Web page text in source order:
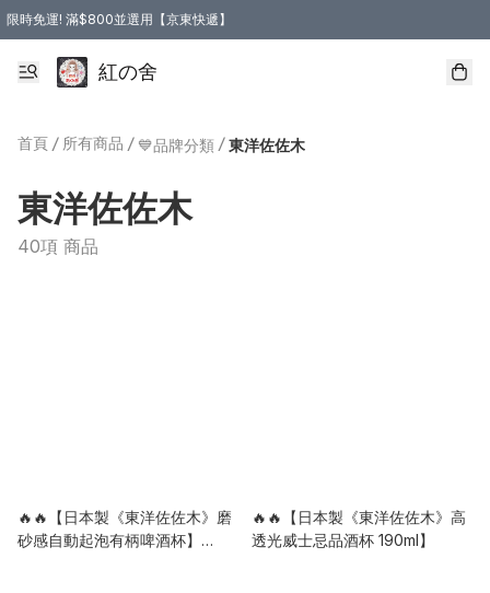
限時免運! 滿$800並選用【京東快遞】
紅の舍
首頁 / 所有商品 / 💙品牌分類 / 東洋佐佐木
東洋佐佐木
40項 商品
🔥🔥【日本製《東洋佐佐木》磨
砂感自動起泡有柄啤酒杯】
🔥🔥【日本製《東洋佐佐木》高
透光威士忌品酒杯 190ml】